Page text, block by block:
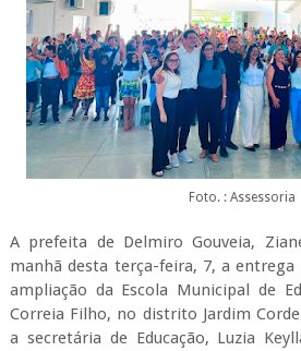
Foto. : Assessoria
A prefeita de Delmiro Gouveia,
manhã desta terça-feira, 7, a
ampliação da Escola Municipal de
Correia Filho, no distrito Jardim
a secretária de Educação, Luzia